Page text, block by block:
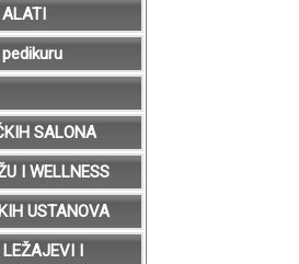
ALATI
SALONA
I WELLNESS
USTANOVA
LEŽAJEVI I